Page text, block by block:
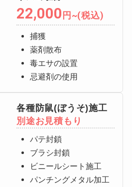
22,000 円~(税込)
捕獲
薬剤散布
毒エサの設置
忌避剤の使用
各種防鼠(ぼうそ)施工
別途お見積もり
パテ封鎖
ブラシ封鎖
ビニールシート施工
パンチングメタル加工